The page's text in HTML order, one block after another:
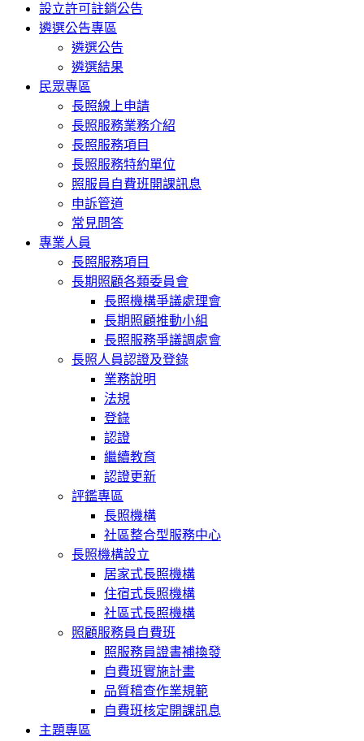
設立許可註銷公告
遴選公告專區
遴選公告
遴選結果
民眾專區
長照線上申請
長照服務業務介紹
長照服務項目
長照服務特約單位
照服員自費班開課訊息
申訴管道
常見問答
專業人員
長照服務項目
長期照顧各類委員會
長照機構爭議處理會
長期照顧推動小組
長照服務爭議調處會
長照人員認證及登錄
業務說明
法規
登錄
認證
繼續教育
認證更新
評鑑專區
長照機構
社區整合型服務中心
長照機構設立
居家式長照機構
住宿式長照機構
社區式長照機構
照顧服務員自費班
照服務員證書補換發
自費班實施計畫
品質稽查作業規範
自費班核定開課訊息
主題專區